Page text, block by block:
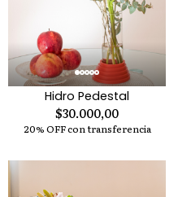
Hidro Pedestal
$30.000,00
20% OFF con transferencia